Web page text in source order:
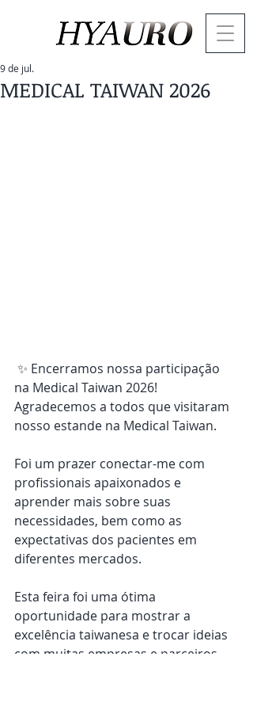
MEDICAL TAIWAN 2026
9 de jul.
✨ Encerramos nossa participação
na Medical Taiwan 2026!
Agradecemos a todos que visitaram
nosso estande na Medical Taiwan.
Foi um prazer conectar-me com
profissionais apaixonados e
aprender mais sobre suas
necessidades, bem como as
expectativas dos pacientes em
diferentes mercados.
Esta feira foi uma ótima
oportunidade para mostrar a
excelência taiwanesa e trocar ideias
com muitas empresas e parceiros